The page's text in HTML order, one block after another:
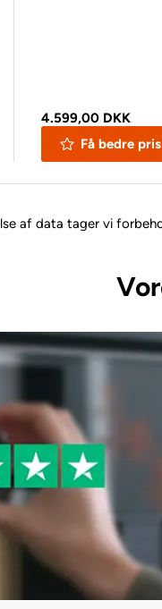
4.599,00 DKK
Få bedre pris
af data tager vi